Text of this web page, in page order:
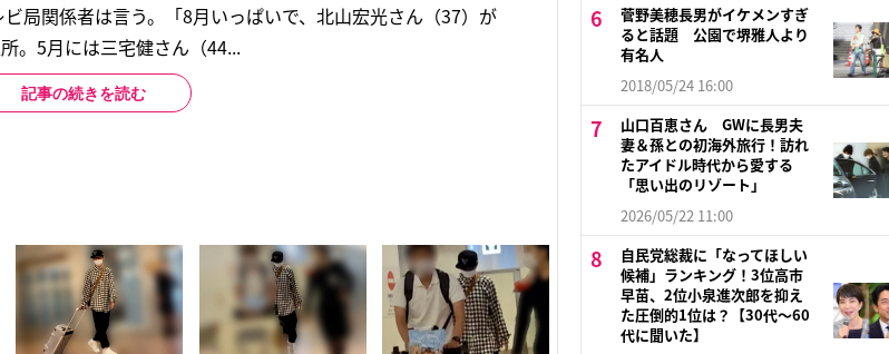
局関係者は言う。「8月いっぱいで、北山宏光さん（37）が
。5月には三宅健さん（44...
記事の続きを読む
菅野美穂長男がイケメンすぎ
ると話題 公園で堺雅人より
有名人
2018/05/24 16:00
山口百恵さん GWに長男夫
妻＆孫との初海外旅行！訪れ
たアイドル時代から愛する
「思い出のリゾート」
2026/05/22 11:00
自民党総裁に「なってほしい
候補」ランキング！3位高市
早苗、2位小泉進次郎を抑え
た圧倒的1位は？【30代〜60
代に聞いた】